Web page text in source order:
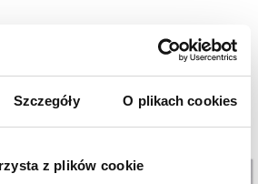
Szczegóły O plikach cookies
z plików cookie
cekinami; 150 x 190 cm.